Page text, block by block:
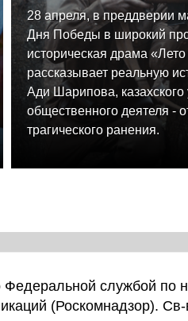
28 апреля, в преддверии
Дня Победы в широкий
историческая драма
рассказывает реальную
Ади Шарипова, казахского
общественного деятеля -
трагического ранения.
службой по
(Роскомнадзор).